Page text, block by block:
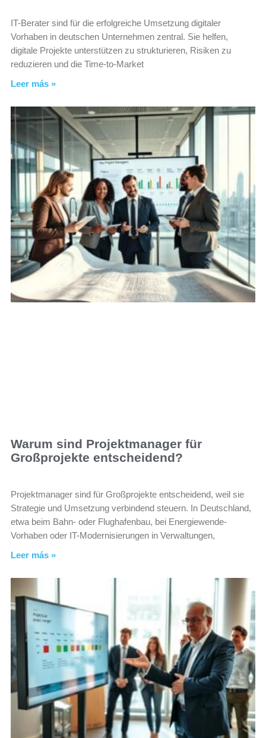
IT-Berater sind für die erfolgreiche Umsetzung digitaler
Vorhaben in deutschen Unternehmen zentral. Sie helfen,
digitale Projekte unterstützen zu strukturieren, Risiken zu
reduzieren und die Time-to-Market
Leer más »
Warum sind Projektmanager für
Großprojekte entscheidend?
Projektmanager sind für Großprojekte entscheidend, weil sie
Strategie und Umsetzung verbindend steuern. In Deutschland,
etwa beim Bahn- oder Flughafenbau, bei Energiewende-
Vorhaben oder IT-Modernisierungen in Verwaltungen,
Leer más »